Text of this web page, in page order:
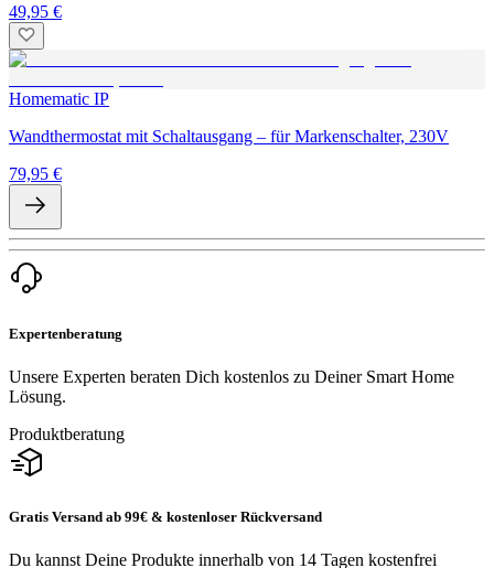
49,95 €
Homematic IP
Wandthermostat mit Schaltausgang – für Markenschalter, 230V
79,95 €
Expertenberatung
Unsere Experten beraten Dich kostenlos zu Deiner Smart Home
Lösung.
Produktberatung
Gratis Versand ab 99€ & kostenloser Rückversand
Du kannst Deine Produkte innerhalb von 14 Tagen kostenfrei